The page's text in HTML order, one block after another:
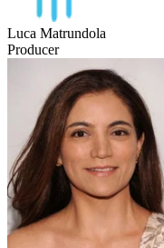
Luca Matrundola
Producer